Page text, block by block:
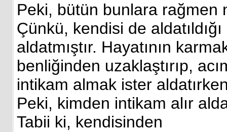
Peki, bütün bunlara rağmen
Çünkü, kendisi de
aldatmıştır. Hayatının
benliğinden uzaklaştırıp,
intikam almak ister
Peki, kimden intikam alır
Tabii ki, kendisinden